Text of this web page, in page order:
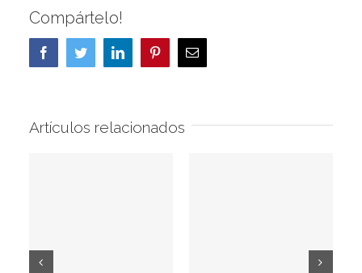
Compártelo!
FacebookTwitterLinkedInPinterestCorreo
electrónico
Artículos relacionados